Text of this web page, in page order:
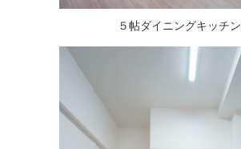
５帖ダイニングキッチン